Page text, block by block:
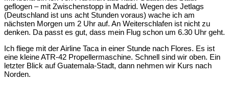
geflogen – mit Zwischenstopp in Madrid. Wegen des Jetlags
(Deutschland ist uns acht Stunden voraus) wache ich am
nächsten Morgen um 2 Uhr auf. An Weiterschlafen ist nicht zu
denken. Da passt es gut, dass mein Flug schon um 6.30 Uhr geht.
Ich fliege mit der Airline Taca in einer Stunde nach Flores. Es ist
eine kleine ATR-42 Propellermaschine. Schnell sind wir oben. Ein
letzter Blick auf Guatemala-Stadt, dann nehmen wir Kurs nach
Norden.